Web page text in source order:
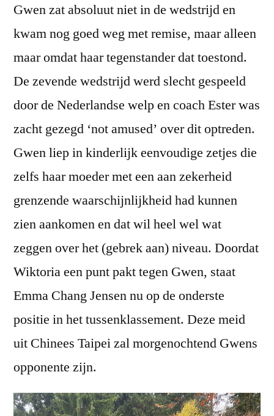
Gwen zat absoluut niet in de wedstrijd en
kwam nog goed weg met remise, maar alleen
maar omdat haar tegenstander dat toestond.
De zevende wedstrijd werd slecht gespeeld
door de Nederlandse welp en coach Ester was
zacht gezegd ‘not amused’ over dit optreden.
Gwen liep in kinderlijk eenvoudige zetjes die
zelfs haar moeder met een aan zekerheid
grenzende waarschijnlijkheid had kunnen
zien aankomen en dat wil heel wel wat
zeggen over het (gebrek aan) niveau. Doordat
Wiktoria een punt pakt tegen Gwen, staat
Emma Chang Jensen nu op de onderste
positie in het tussenklassement. Deze meid
uit Chinees Taipei zal morgenochtend Gwens
opponente zijn.